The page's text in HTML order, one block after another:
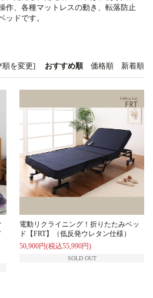
作、各種マットレスの動き、転落防止
ドです。
順を変更] おすすめ順 価格順 新着順
電動リクライニング！折りたたみベッ
ド【FRT】（低反発ウレタン仕様）
50,900円(税込55,990円)
SOLD OUT